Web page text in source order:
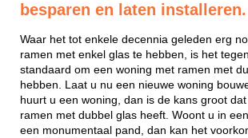
besparen en laten installeren.
Waar het tot enkele decennia geleden erg
ramen met enkel glas te hebben, is het
standaard om een woning met ramen met
hebben. Laat u nu een nieuwe woning
huurt u een woning, dan is de kans groot
ramen met dubbel glas heeft. Woont u in
een monumentaal pand, dan kan het